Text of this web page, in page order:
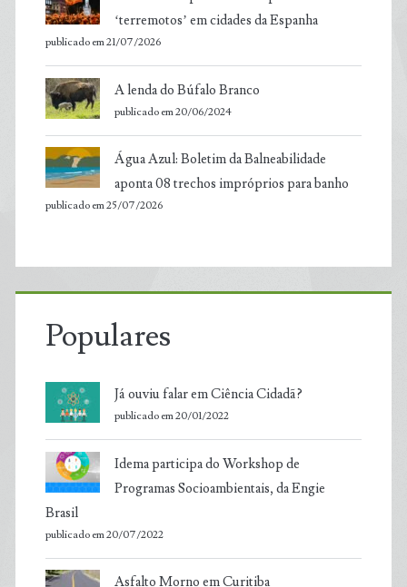
‘terremotos’ em cidades da Espanha
publicado em 21/07/2026
A lenda do Búfalo Branco
publicado em 20/06/2024
Água Azul: Boletim da Balneabilidade
aponta 08 trechos impróprios para banho
publicado em 25/07/2026
Populares
Já ouviu falar em Ciência Cidadã?
publicado em 20/01/2022
Idema participa do Workshop de
Programas Socioambientais, da Engie
Brasil
publicado em 20/07/2022
Asfalto Morno em Curitiba